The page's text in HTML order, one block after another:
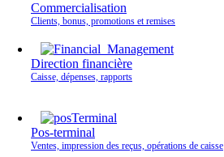
Commercialisation
Clients, bonus, promotions et remises
Direction financière
Caisse, dépenses, rapports
Pos-terminal
Ventes, impression des reçus, opérations de caisse